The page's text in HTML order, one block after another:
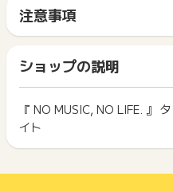
※消費税、クーポン、ポイント
※Amazon Payでお支払いさ
スをご利用された注文、アプ
※タワレコの店舗取り置きサ
イレブンの受け取りは獲得対
※獲得予定へ反映しないお申
・マーケットプレイスの商
s://mpp.tower.jp/
※ポイントに関するお問い合
お問い合わせをした場合、ポ
サイトに移動してからお申し
間に、同じブラウザ（※）で
ト獲得ができません。
「 ショッピングでポイント
ス・お買い物利用時で、デバ
イント獲得ができません。
2回以上同じお買い物・サー
ポイントタウンに戻り、「 シ
下記の事項に該当する場合、
注意事項
一部のサービスにつきまして
は切り捨てとなります。
ポイント獲得が1ポイント未
ント履歴には記載されません
原則として広告主側のポイン
につきましては、ポイントタ
まれません。
ショップの説明
『 NO MUSIC, NO LIFE. 』
イト